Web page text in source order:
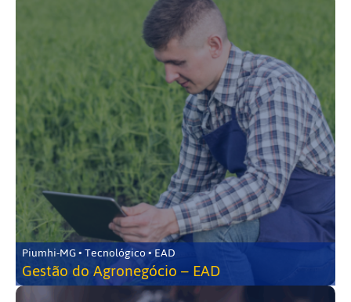
Piumhi-MG • Tecnológico • EAD
Gestão do Agronegócio – EAD